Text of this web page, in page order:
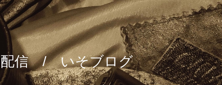
配信 / いそブログ